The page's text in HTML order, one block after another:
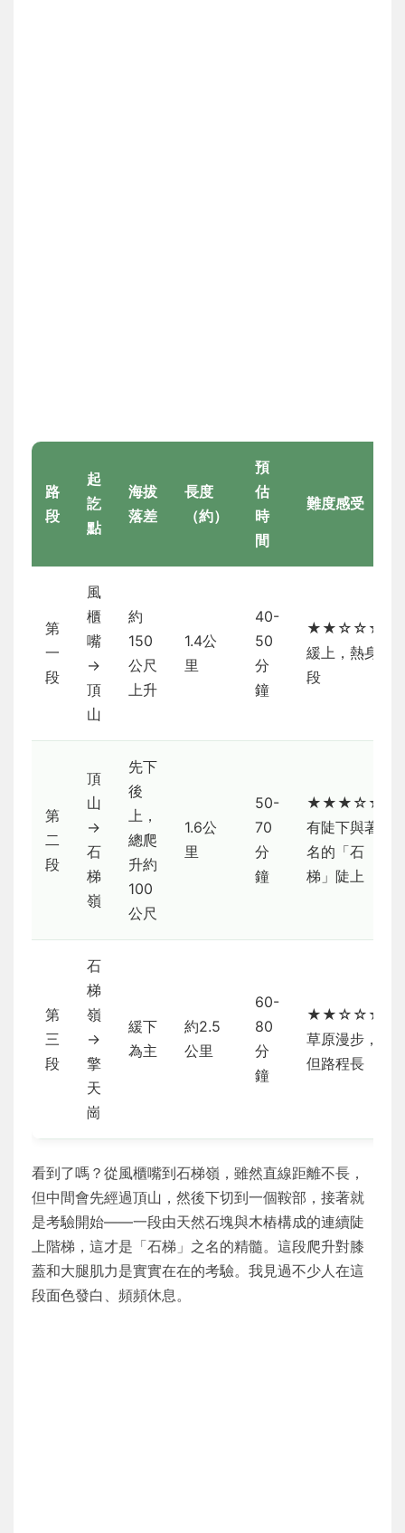
路
段
起
訖
點
海拔
落差
長度
（約）
預
估
時
間
難度感受
第
一
段
風
櫃
嘴
→
頂
山
約
150
公尺
上升
1.4公
里
40-
50
分
鐘
★★☆☆☆
緩上，熱身
段
第
二
段
頂
山
→
石
梯
嶺
先下
後
上，
總爬
升約
100
公尺
1.6公
里
50-
70
分
鐘
★★★☆☆
有陡下與著
名的「石
梯」陡上
第
三
段
石
梯
嶺
→
擎
天
崗
緩下
為主
約2.5
公里
60-
80
分
鐘
★★☆☆☆
草原漫步，
但路程長
看到了嗎？從風櫃嘴到石梯嶺，雖然直線距離不長，
但中間會先經過頂山，然後下切到一個鞍部，接著就
是考驗開始——一段由天然石塊與木樁構成的連續陡
上階梯，這才是「石梯」之名的精髓。這段爬升對膝
蓋和大腿肌力是實實在在的考驗。我見過不少人在這
段面色發白、頻頻休息。